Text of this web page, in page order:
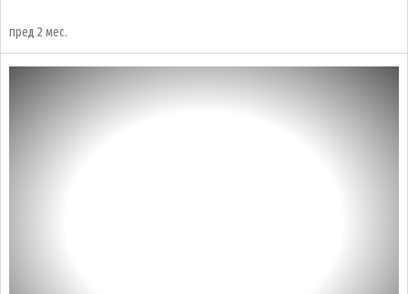
пред 2 мес.